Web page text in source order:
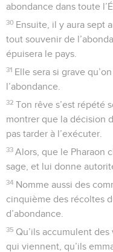
abondance dans toute
30 Ensuite, il y aura sept
tout souvenir de
épuisera le pays.
31 Elle sera si grave
l’abondance.
32 Ton rêve s’est répété
montrer que la décision
pas tarder à l’exécuter.
33 Alors, que le Pharaon
sage, et lui donne
34 Nomme aussi des
cinquième des récoltes
d’abondance.
35 Qu’ils accumulent
qui viennent, qu’ils